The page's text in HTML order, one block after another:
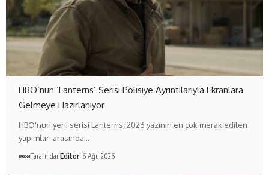
HBO’nun ‘Lanterns’ Serisi Polisiye Ayrıntılarıyla Ekranlara
Gelmeye Hazırlanıyor
HBO'nun yeni serisi Lanterns, 2026 yazının en çok merak edilen
yapımları arasında…
TarafındanEditör 6 Ağu 2026